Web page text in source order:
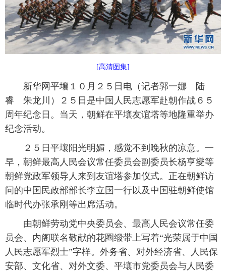
富媒体 摄影 新华广播
新华电视中文 新华电视英文 返回PC
[高清图集]
新华网平壤１０月２５日电（记者郭一娜 陆
睿 朱龙川）２５日是中国人民志愿军赴朝作战６５
周年纪念日。当天，朝鲜在平壤友谊塔等地隆重举办
纪念活动。
２５日平壤阳光明媚，感觉不到晚秋的凉意。一
早，朝鲜最高人民会议常任委员会副委员长杨亨燮等
朝鲜党政军领导人来到友谊塔参加仪式。正在朝鲜访
问的中国民政部部长李立国一行以及中国驻朝鲜使馆
临时代办张承刚等出席活动。
由朝鲜劳动党中央委员会、最高人民会议常任委
员会、内阁联名敬献的花圈缎带上写着“光荣属于中国
人民志愿军烈士”字样。外务省、对外经济省、人民保
安部、文化省、对外文委、平壤市党委员会与人民委